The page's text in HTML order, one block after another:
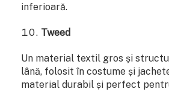
inferioară.
Tweed
Un material textil gros și
lână, folosit în costume și
material durabil și perfect